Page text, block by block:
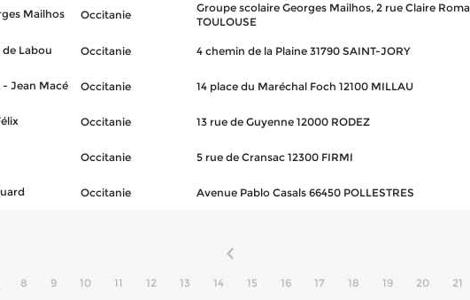
Mailhos Occitanie
Groupe scolaire Georges Mailhos, 2 rue Claire
TOULOUSE
Labou Occitanie 4 chemin de la Plaine 31790 SAINT-JORY
- Jean Macé Occitanie 14 place du Maréchal Foch 12100 MILLAU
Occitanie 13 rue de Guyenne 12000 RODEZ
Occitanie 5 rue de Cransac 12300 FIRMI
Occitanie Avenue Pablo Casals 66450 POLLESTRES
8 9 10 11 12 13 14 15 16 17 18 19 20 21